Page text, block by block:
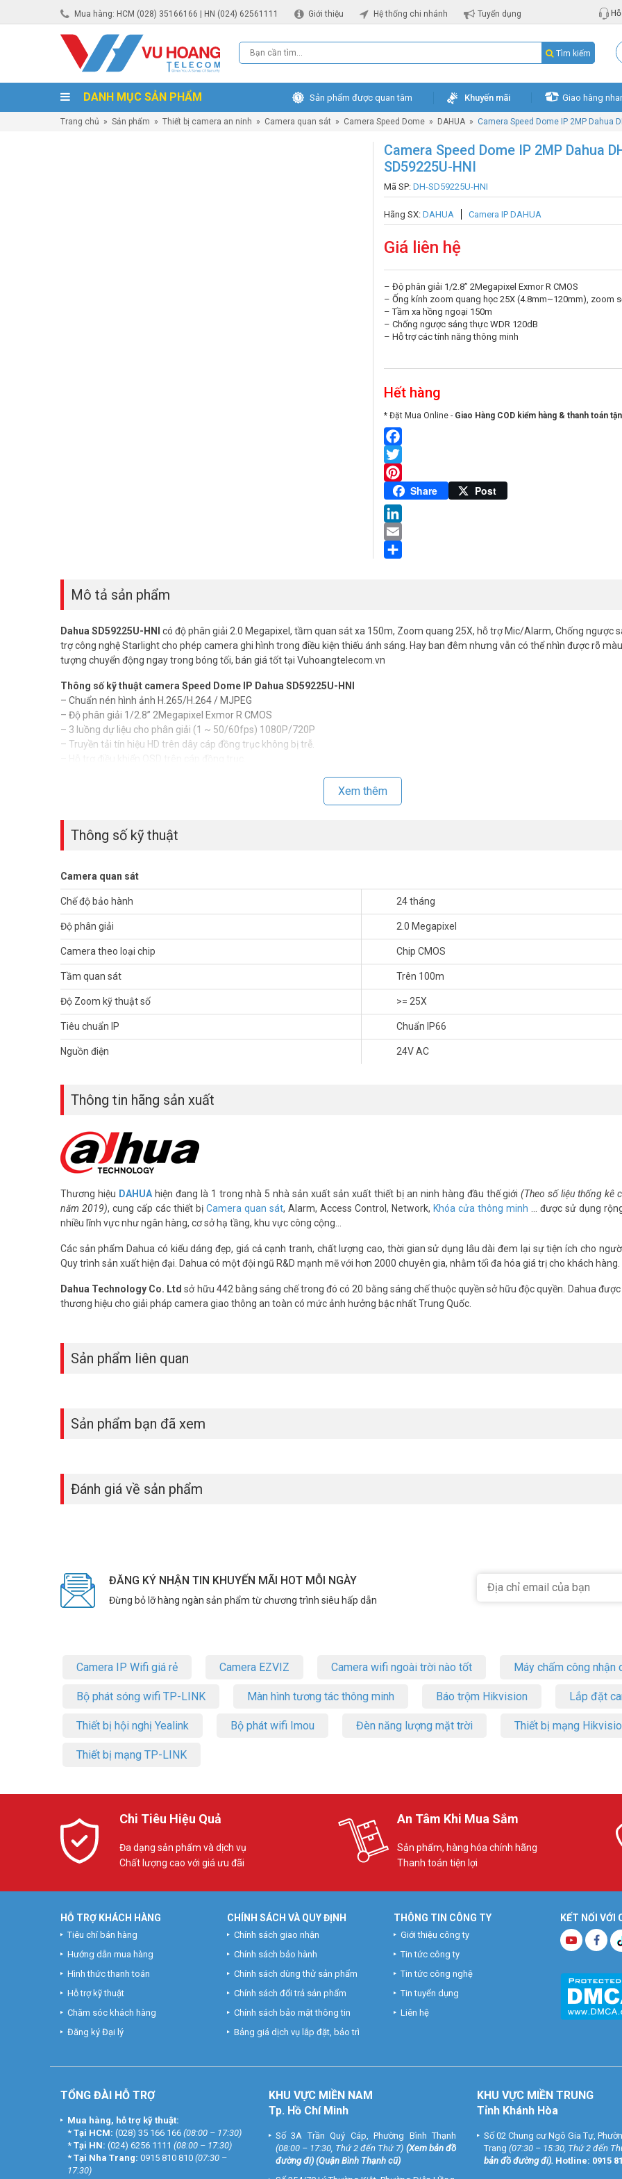
Mua hàng: HCM (028) 35166166 | HN (024) 62561111 Giới thiệu Hệ thống chi nhánh Tuyển dụng Hỗ
Tìm kiếm
DANH MỤC SẢN PHẨM Sản phẩm được quan tâm Khuyến mãi Giao hàng
Trang chủ » Sản phẩm » Thiết bị camera an ninh » Camera quan sát » Camera Speed Dome » DAHUA » Camera Speed Dome IP 2MP Dahua
Camera Speed Dome IP 2MP Dahua
SD59225U-HNI
Mã SP: DH-SD59225U-HNI
Hãng SX: DAHUA Camera IP DAHUA
Giá liên hệ
– Độ phân giải 1/2.8” 2Megapixel Exmor R CMOS
– Ống kính zoom quang học 25X (4.8mm~120mm), zoom
– Tầm xa hồng ngoại 150m
– Chống ngược sáng thực WDR 120dB
– Hỗ trợ các tính năng thông minh
Hết hàng
* Đặt Mua Online - Giao Hàng COD kiểm hàng & thanh toán
Facebook
Twitter
Pinterest
Share Post
LinkedIn
Email
Mô tả sản phẩm
Dahua SD59225U-HNI có độ phân giải 2.0 Megapixel, tầm quan sát xa 150m, Zoom quang 25X, hỗ trợ Mic/Alarm, Chống ngược
trợ công nghệ Starlight cho phép camera ghi hình trong điều kiện thiếu ánh sáng. Hay ban đêm nhưng vẫn có thể nhìn được rõ
tượng chuyển động ngay trong bóng tối, bán giá tốt tại Vuhoangtelecom.vn
Thông số kỹ thuật camera Speed Dome IP Dahua SD59225U-HNI
– Chuẩn nén hình ảnh H.265/H.264 / MJPEG
– Độ phân giải 1/2.8” 2Megapixel Exmor R CMOS
– 3 luồng dự liệu cho phân giải (1 ~ 50/60fps) 1080P/720P
– Truyền tải tín hiệu HD trên dây cáp đồng trục không bị trễ.
– Ống kính zoom quang học 25X (4.8mm~120mm), zoom số 16x
– Chế độ ngày đêm (ICR), tự động cân bằng trắng (AWB), tự động bù sáng (AGC), chống ngược sáng(BLC). Chống nhiễu (3D-DNR)
– Quay quét ngang (PAN) 360° tốc độ 200°/s, quay dọc lên xuống 90° 120°/s, hỗ trợ lật hình 180°
quay(Auto Scan), (Auto Pan)
– Hỗ trợ chạy lại các cài đặt trước khi có thao tác điều khiển (Idle Motion)
– Hỗ trợ các tính năng thông minh nhận diện khuôn mặt, phát hiện thay đổi hiện trường, phát hiện đồ bỏ quên, thiết lập hàng rào ảo
– Tích hợp 1 dây cắm míc, báo động 2 kênh vào 1 kênh ra, 1 kênh RS485
– Chuẩn chống nước IP66
– Điện áp DC 12V/3A
– Công suất 13W, 20W (IR on)
– Môi trường làm việc từ -40ºC ~ 70ºC,
– Kích thước Φ186.0(mm) x 309(mm)
– Trọng lượng 4 Kg
– Sản xuất tại Trung Quốc.
Để cập nhật thông tin giá camera giám sát DAHUA mới nhất, quý khách hàng vui lòng liên hệ HOTLINE 1900 9259 – (028) 35 166
Tham khảo các kênh thông tin khác:
– Facebook:https://www.facebook.com/vuhoangtelecom/
– Youtube:https://www.youtube.com/c/VuhoangTVChannel
– Website:https://vuhoangtelecom.vn/
Xem thêm
Thông số kỹ thuật
Camera quan sát
Chế độ bảo hành 24 tháng
Độ phân giải 2.0 Megapixel
Camera theo loại chip Chip CMOS
Tầm quan sát Trên 100m
Độ Zoom kỹ thuật số >= 25X
Tiêu chuẩn IP Chuẩn IP66
Nguồn điện 24V AC
Thông tin hãng sản xuất
Thương hiệu DAHUAhiện đang là 1 trong nhà 5 nhà sản xuất sản xuất thiết bị an ninh hàng đầu thế giới(Theo số liệu thống kê
năm 2019), cung cấp các thiết bị Camera quan sát, Alarm, Access Control, Network, Khóa cửa thông minh … được sử dụng
nhiều lĩnh vực như ngân hàng, cơ sở hạ tầng, khu vực công cộng…
Các sản phẩm Dahua có kiểu dáng đẹp, giá cả cạnh tranh, chất lượng cao, thời gian sử dụng lâu dài đem lại sự tiện ích cho
Quy trình sản xuất hiện đại. Dahua có một đội ngũ R&D mạnh mẽ với hơn 2000 chuyên gia, nhằm tối đa hóa giá trị cho khách hàng.
Dahua Technology Co. Ltd sở hữu 442 bằng sáng chế trong đó có 20 bằng sáng chế thuộc quyền sở hữu độc quyền. Dahua được
thương hiệu cho giải pháp camera giao thông an toàn có mức ảnh hưởng bậc nhất Trung Quốc.
Sản phẩm liên quan
Sản phẩm bạn đã xem
Đánh giá về sản phẩm
ĐĂNG KÝ NHẬN TIN KHUYẾN MÃI HOT MỖI NGÀY
Đừng bỏ lỡ hàng ngàn sản phẩm từ chương trình siêu hấp dẫn
Camera IP Wifi giá rẻ Camera EZVIZ Camera wifi ngoài trời nào tốt Máy chấm công nhận
Bộ phát sóng wifi TP-LINK Màn hình tương tác thông minh Báo trộm Hikvision Lắp đặt
Thiết bị hội nghị Yealink Bộ phát wifi Imou Đèn năng lượng mặt trời Thiết bị mạng
Thiết bị mạng TP-LINK
Chi Tiêu Hiệu Quả
Đa dạng sản phẩm và dịch vụ
Chất lượng cao với giá ưu đãi
An Tâm Khi Mua Sắm
Sản phẩm, hàng hóa chính hãng
Thanh toán tiện lợi
KẾT NỐI VỚI
HỖ TRỢ KHÁCH HÀNG
Tiêu chí bán hàng
Hướng dẫn mua hàng
Hình thức thanh toán
Hỗ trợ kỹ thuật
Chăm sóc khách hàng
Đăng ký Đại lý
CHÍNH SÁCH VÀ QUY ĐỊNH
Chính sách giao nhận
Chính sách bảo hành
Chính sách dùng thử sản phẩm
Chính sách đổi trả sản phẩm
Chính sách bảo mật thông tin
Bảng giá dịch vụ lắp đặt, bảo trì
THÔNG TIN CÔNG TY
Giới thiệu công ty
Tin tức công ty
Tin tức công nghệ
Tin tuyển dụng
Liên hệ
TỔNG ĐÀI HỖ TRỢ
Mua hàng, hỗ trợ kỹ thuật:
* Tại HCM: (028) 35 166 166 (08:00 – 17:30)
* Tại HN: (024) 6256 1111 (08:00 – 17:30)
* Tại Nha Trang: 0915 810 810 (07:30 –
17:30)
KHU VỰC MIỀN NAM
Tp. Hồ Chí Minh
Số 3A Trần Quý Cáp, Phường Bình Thạnh
(08:00 – 17:30, Thứ 2 đến Thứ 7) (Xem bản đồ
đường đi) (Quận Bình Thạnh cũ)
KHU VỰC MIỀN TRUNG
Tỉnh Khánh Hòa
Số 02 Chung cư Ngô Gia Tự,
Trang (07:30 – 15:30, Thứ 2 đến
bản đồ đường đi). Hotline: 0915